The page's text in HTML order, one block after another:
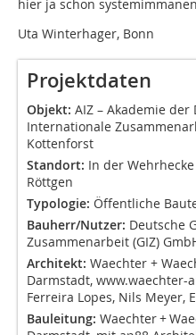
hier ja schon
Uta Winterhager, Bonn
Projektdaten
Objekt: AIZ – Akademie
Internationale
Kottenforst
Standort: In der
Typologie: Öffentliche
Bauherr/Nutzer: Deutsche
Zusammenarbeit (GIZ)
Architekt: Waechter +
Darmstadt, www.waechter-
Ferreira Lopes, Nils Meyer,
Bauleitung: Waechter +